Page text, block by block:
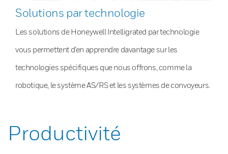
Solutions par technologie
Les solutions de Honeywell Intelligrated par technologie
vous permettent d’en apprendre davantage sur les
technologies spécifiques que nous offrons, comme la
robotique, le système AS/RS et les systèmes de convoyeurs.
Productivité